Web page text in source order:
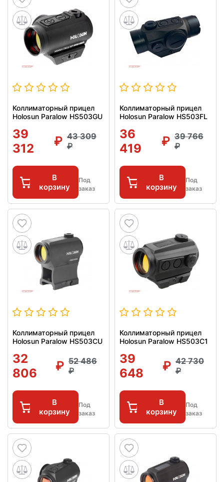
Коллиматорный прицел
Holosun Paralow HS503GU
39
312
43 309
В
корзину
Под
заказ
Коллиматорный прицел
Holosun Paralow HS503FL
36
419
39 766
В
корзину
Под
заказ
Коллиматорный прицел
Holosun Paralow HS503CU
32
806
52 486
В
корзину
Под
заказ
Коллиматорный прицел
Holosun Paralow HS503C1
39
648
42 730
В
корзину
Под
заказ